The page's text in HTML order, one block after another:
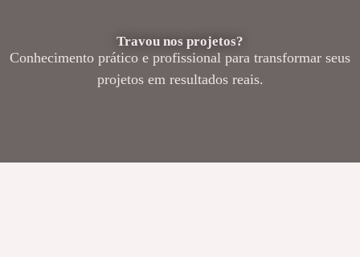
Travou nos projetos?
Conhecimento prático e profissional para transformar seus
projetos em resultados reais.